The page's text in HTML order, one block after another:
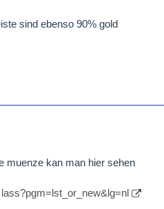
sind ebenso 90% gold
muenze kan man hier sehen